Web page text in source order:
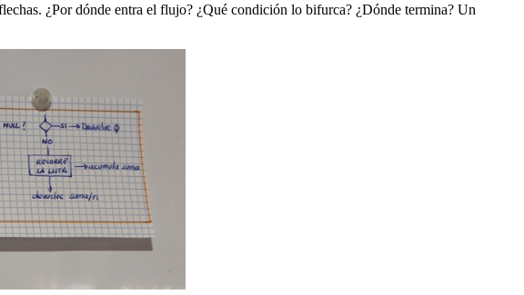
¿Por dónde entra el flujo? ¿Qué condición lo bifurca? ¿Dónde termina? Un